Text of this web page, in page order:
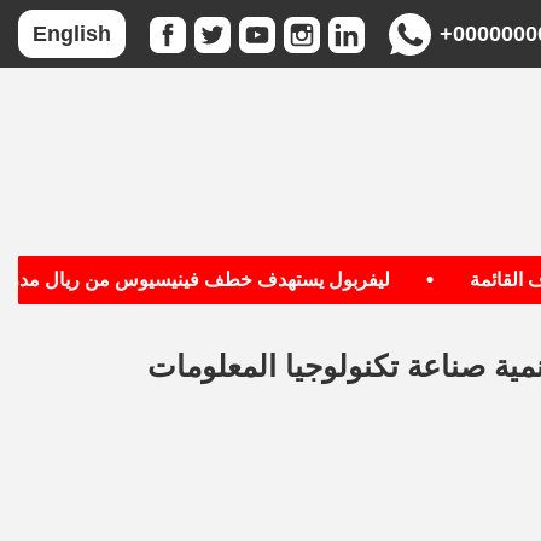
English
ليفربول يستهدف خطف فينيسيوس من ريال مدريد
صناعة تكنولوجيا المعلومات